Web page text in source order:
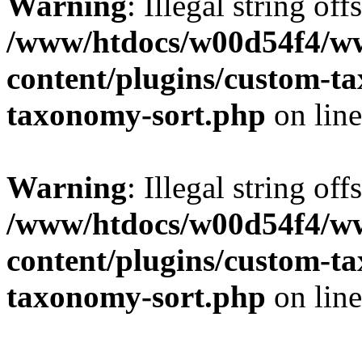
/www/htdocs/w00d54f4/
content/plugins/custom-
taxonomy-sort.php on
Warning: Illegal string
/www/htdocs/w00d54f4/
content/plugins/custom-
taxonomy-sort.php on